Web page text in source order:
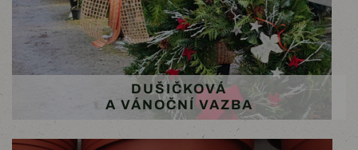
DUŠIČKOVÁ
A VÁNOČNÍ VAZBA